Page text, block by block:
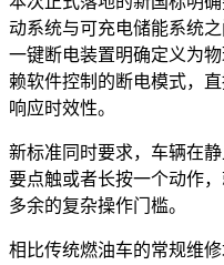
动系统与可充电储能系统
一键断电装置明确定义为
赖软件控制的断电模式，
响应时效性。
新标准同时要求，车辆在
要点触或者长按一个动作
多余的复杂操作门槛。
相比传统燃油车的常规维